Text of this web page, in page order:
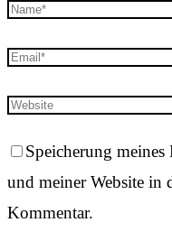
Speicherung
und meiner Website in
Kommentar.